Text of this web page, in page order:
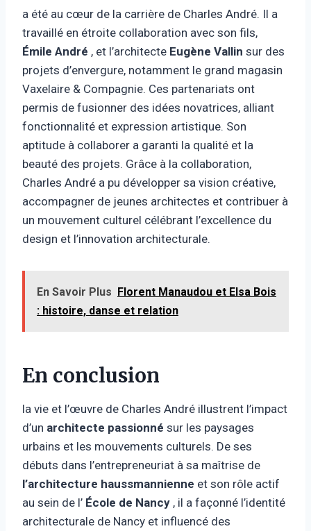
a été au cœur de la carrière de Charles André. Il a
travaillé en étroite collaboration avec son fils,
Émile André , et l’architecte Eugène Vallin sur des
projets d’envergure, notamment le grand magasin
Vaxelaire & Compagnie. Ces partenariats ont
permis de fusionner des idées novatrices, alliant
fonctionnalité et expression artistique. Son
aptitude à collaborer a garanti la qualité et la
beauté des projets. Grâce à la collaboration,
Charles André a pu développer sa vision créative,
accompagner de jeunes architectes et contribuer à
un mouvement culturel célébrant l’excellence du
design et l’innovation architecturale.
En Savoir Plus Florent Manaudou et Elsa Bois
: histoire, danse et relation
En conclusion
la vie et l’œuvre de Charles André illustrent l’impact
d’un architecte passionné sur les paysages
urbains et les mouvements culturels. De ses
débuts dans l’entrepreneuriat à sa maîtrise de
l’architecture haussmannienne et son rôle actif
au sein de l’ École de Nancy , il a façonné l’identité
architecturale de Nancy et influencé des